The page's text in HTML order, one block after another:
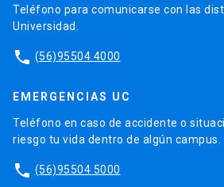
Teléfono para comunicarse con las
Universidad.
phone (56)95504 4000
EMERGENCIAS UC
Teléfono en caso de accidente o
riesgo tu vida dentro de algún campus.
phone (56)95504 5000